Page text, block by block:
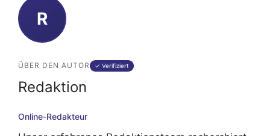
R
ÜBER DEN AUTOR ✓ Verifiziert
Redaktion
Online-Redakteur